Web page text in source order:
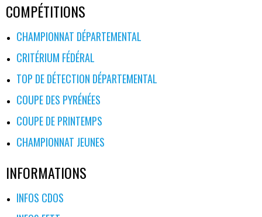
ARTICLES
COMPÉTITIONS
CHAMPIONNAT DÉPARTEMENTAL
CRITÉRIUM FÉDÉRAL
TOP DE DÉTECTION DÉPARTEMENTAL
COUPE DES PYRÉNÉES
COUPE DE PRINTEMPS
CHAMPIONNAT JEUNES
INFORMATIONS
INFOS CDOS